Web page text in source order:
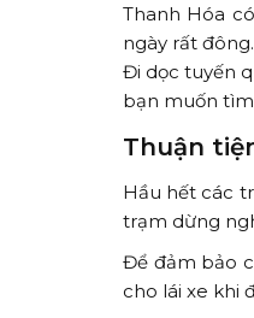
Thanh Hóa
ngày rất
Đi dọc tuyến
bạn muốn
Thuận
Hầu hết các
trạm dừng
Để đảm bảo
cho lái xe khi